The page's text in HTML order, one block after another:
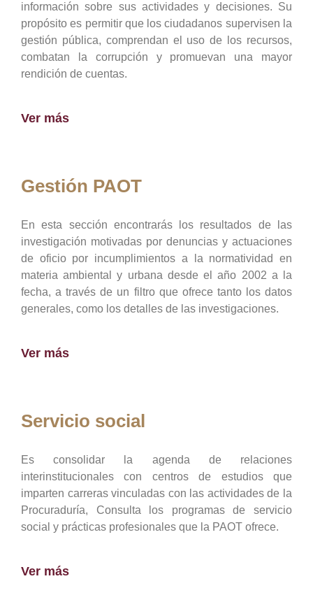
información sobre sus actividades y decisiones. Su
propósito es permitir que los ciudadanos supervisen la
gestión pública, comprendan el uso de los recursos,
combatan la corrupción y promuevan una mayor
rendición de cuentas.
Ver más
Gestión PAOT
En esta sección encontrarás los resultados de las
investigación motivadas por denuncias y actuaciones
de oficio por incumplimientos a la normatividad en
materia ambiental y urbana desde el año 2002 a la
fecha, a través de un filtro que ofrece tanto los datos
generales, como los detalles de las investigaciones.
Ver más
Servicio social
Es consolidar la agenda de relaciones
interinstitucionales con centros de estudios que
imparten carreras vinculadas con las actividades de la
Procuraduría, Consulta los programas de servicio
social y prácticas profesionales que la PAOT ofrece.
Ver más